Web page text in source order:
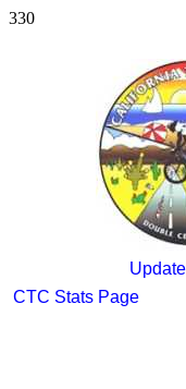
330
CTC Stats Page